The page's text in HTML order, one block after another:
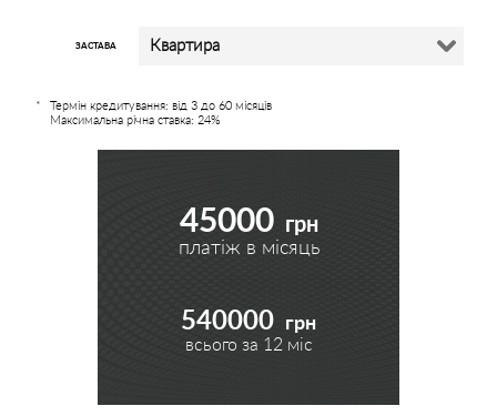
ЗАСТАВА Квартира
Термін кредитування: від 3 до 60 місяців
Максимальна річна ставка: 24%
45000 грн
платіж в місяць
540000 грн
всього за 12 міс